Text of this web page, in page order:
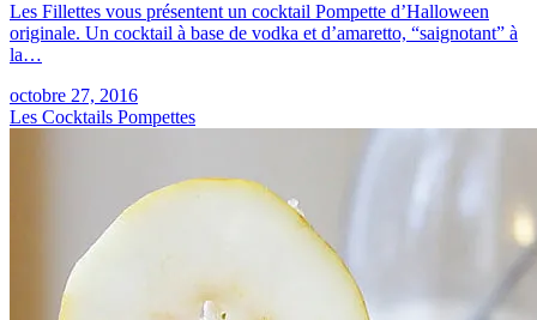
Les Fillettes vous présentent un cocktail Pompette d’Halloween
originale. Un cocktail à base de vodka et d’amaretto, “saignotant” à
la…
octobre 27, 2016
Les Cocktails Pompettes